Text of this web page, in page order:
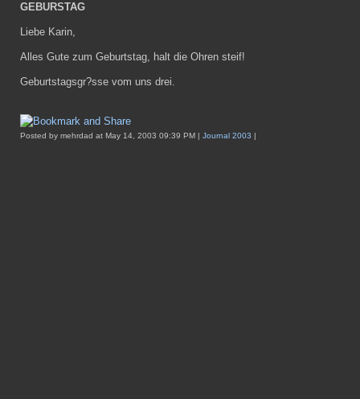
GEBURSTAG
Liebe Karin,
Alles Gute zum Geburtstag, halt die Ohren steif!
Geburtstagsgr?sse vom uns drei.
Posted by mehrdad at May 14, 2003 09:39 PM | Journal 2003 |